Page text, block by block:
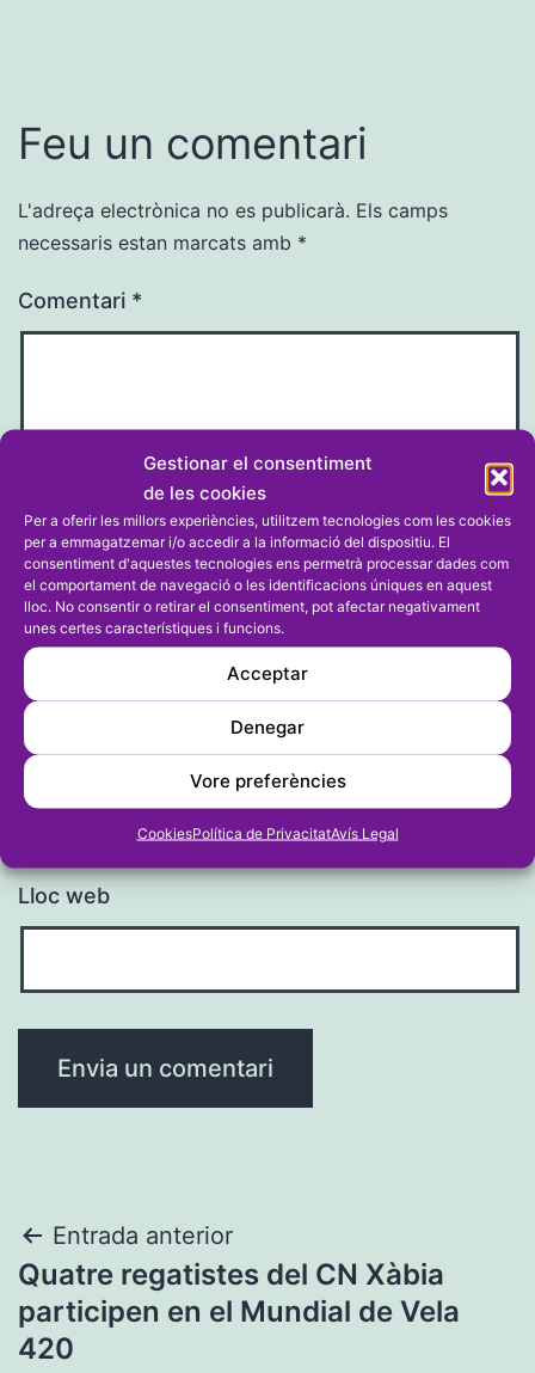
Gestionar el consentiment
de les cookies
Per a oferir les millors experiències, utilitzem tecnologies com les cookies
per a emmagatzemar i/o accedir a la informació del dispositiu. El
consentiment d'aquestes tecnologies ens permetrà processar dades com
el comportament de navegació o les identificacions úniques en aquest
lloc. No consentir o retirar el consentiment, pot afectar negativament
unes certes característiques i funcions.
Acceptar
Denegar
Vore preferències
CookiesPolítica de PrivacitatAvís Legal
Feu un comentari
L'adreça electrònica no es publicarà. Els camps
necessaris estan marcats amb *
Comentari *
Nom*
Correu electrònic
Lloc web
Navegació
d'entrades
Entrada anterior
Quatre regatistes del CN Xàbia
participen en el Mundial de Vela
420